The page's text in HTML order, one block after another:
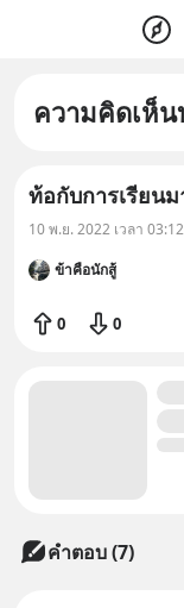
ความคิดเห็
ท้อกับการเรียน
10 พ.ย. 2022 เวลา
ข้าคือนักสู้
0 0
คำตอบ (7)